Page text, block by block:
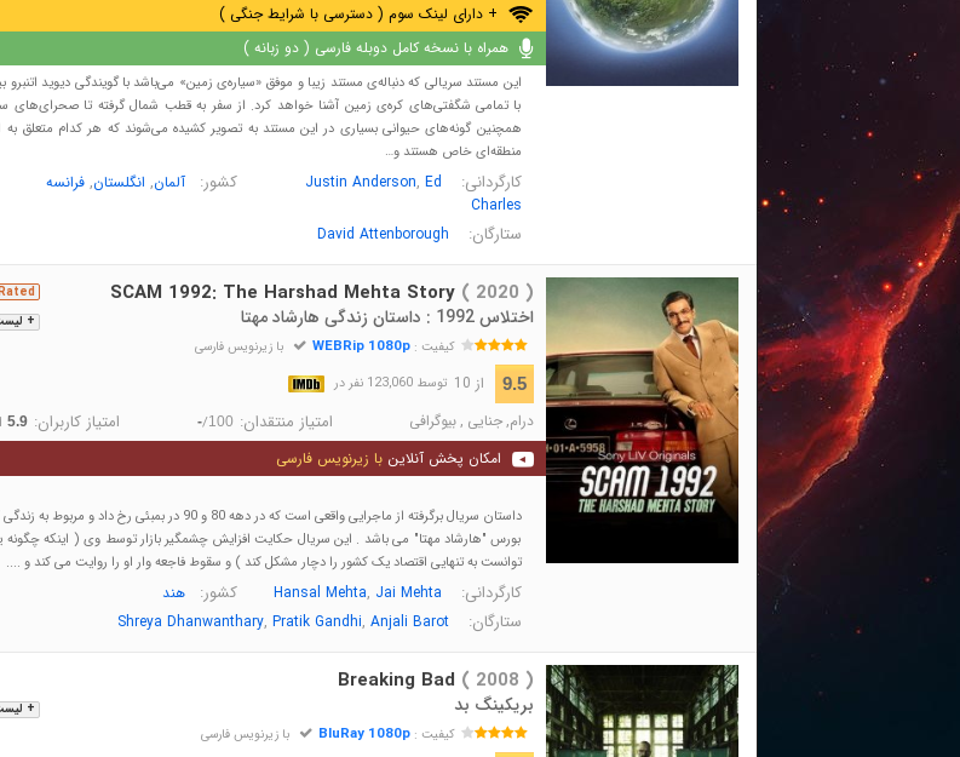
+ دارای لینک سوم ( دسترسی با شرایط جنگی )
همراه با نسخه کامل دوبله فارسی ( دو زبانه )
این مستند سریالی که دنباله‌ی مستند زیبا و موفق «سیاره‌ی زمین» می‌باشد با گویندگی دیوید اتنبرو
با تمامی شگفتی‌های کره‌ی زمین آشنا خواهد کرد. از سفر به قطب شمال گرفته تا صحرای‌های
همچنین گونه‌های حیوانی بسیاری در این مستند به تصویر کشیده می‌شوند که هر کدام متعلق به
منطقه‌ای خاص هستند و…
کارگردانی: Justin Anderson, Ed
Charles
کشور: آلمان, انگلستان, فرانسه
ستارگان: David Attenborough
+
SCAM 1992: The Harshad Mehta Story( 2020 )
اختلاس 1992 : داستان زندگی هارشاد مهتا
کیفیت :WEBRip 1080p با زیرنویس فارسی
9.5 از 10 توسط 123,060 نفر در
درام,جنایی ,بیوگرافی امتیاز منتقدان: -/100 امتیاز کاربران: 5.9
امکان پخش آنلاین با زیرنویس فارسی
داستان سریال برگرفته از ماجرایی واقعی است که در دهه 80 و 90 در بمبئی رخ داد و مربوط
بورس "هارشاد مهتا" می باشد . این سریال حکایت افزایش چشمگیر بازار توسط وی ( اینکه چگونه
توانست به تنهایی اقتصاد یک کشور را دچار مشکل کند ) و سقوط فاجعه وار او را روایت می کند و ....
کارگردانی: Hansal Mehta, Jai Mehta کشور: هند
ستارگان: Shreya Dhanwanthary, Pratik Gandhi, Anjali Barot
+
Breaking Bad ( 2008 )
بریکینگ بد
کیفیت :BluRay 1080p با زیرنویس فارسی